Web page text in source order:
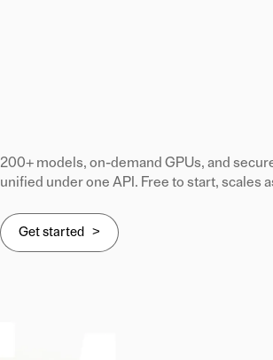
200+ models, on-demand GPUs, and
unified under one API. Free to start, scales
Get started >